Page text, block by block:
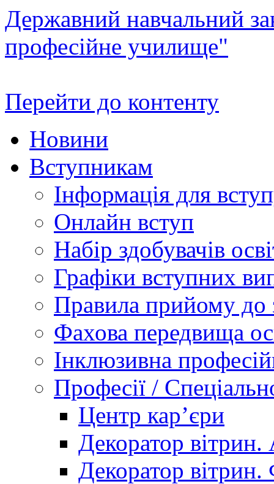
Державний навчальний
професійне училище"
Перейти до контенту
Новини
Вступникам
Інформація для
Онлайн вступ
Набір здобувачів
Графіки вступних
Правила прийому до
Фахова передвища
Інклюзивна
Професії /
Центр кар’єри
Декоратор вітрин.
Декоратор вітрин.